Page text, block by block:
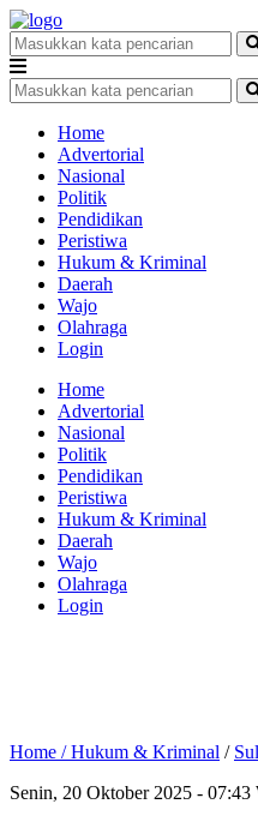
Home
Advertorial
Nasional
Politik
Pendidikan
Peristiwa
Hukum & Kriminal
Daerah
Wajo
Olahraga
Login
Home
Advertorial
Nasional
Politik
Pendidikan
Peristiwa
Hukum & Kriminal
Daerah
Wajo
Olahraga
Login
Home /Hukum & Kriminal /
Senin, 20 Oktober 2025 - 07:43